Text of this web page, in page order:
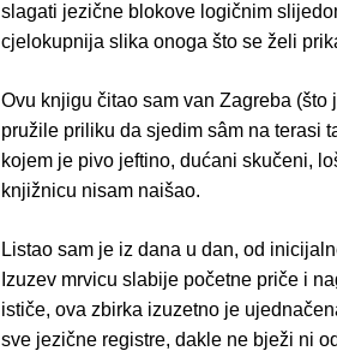
slagati jezične blokove logičnim
cjelokupnija slika onoga što se želi
Ovu knjigu čitao sam van Zagreba
pružile priliku da sjedim sâm na terasi
kojem je pivo jeftino, dućani skučeni,
knjižnicu nisam naišao.
Listao sam je iz dana u dan, od
Izuzev mrvicu slabije početne priče i
ističe, ova zbirka izuzetno je
sve jezične registre, dakle ne bježi ni